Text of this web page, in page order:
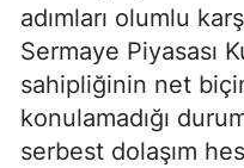
adımları olumlu
Sermaye Piyasası
sahipliğinin net
konulamadığı
serbest dolaşım